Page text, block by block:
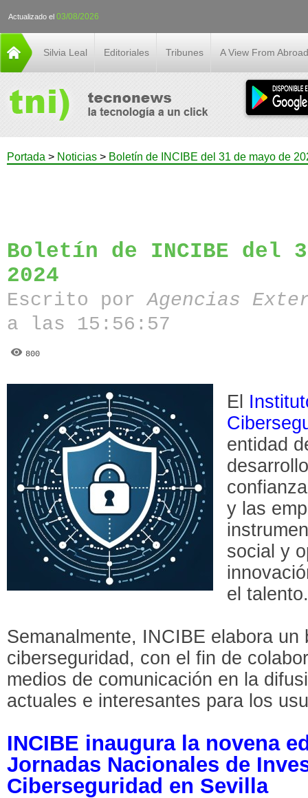
Actualizado el 03/08/2026
Silvia Leal Editoriales Tribunes A View From Abroad
Portada > Noticias > Boletín de INCIBE del 31 de mayo de
Boletín de INCIBE del
2024
Escrito porAgencias
a las 15:56:57
800
El
entidad
y las
social y
el
Semanalmente, INCIBE elabora
ciberseguridad, con el fin de
medios de comunicación en la
actuales e interesantes para los
INCIBE inaugura la novena
Jornadas Nacionales de
Ciberseguridad en Sevilla